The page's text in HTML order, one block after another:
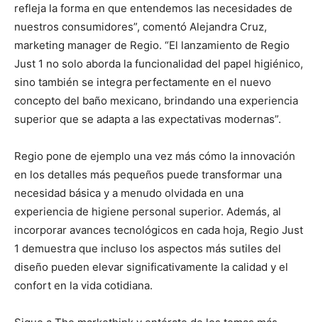
refleja la forma en que entendemos las necesidades de
nuestros consumidores”, comentó Alejandra Cruz,
marketing manager de Regio. “El lanzamiento de Regio
Just 1 no solo aborda la funcionalidad del papel higiénico,
sino también se integra perfectamente en el nuevo
concepto del baño mexicano, brindando una experiencia
superior que se adapta a las expectativas modernas”.
Regio pone de ejemplo una vez más cómo la innovación
en los detalles más pequeños puede transformar una
necesidad básica y a menudo olvidada en una
experiencia de higiene personal superior. Además, al
incorporar avances tecnológicos en cada hoja, Regio Just
1 demuestra que incluso los aspectos más sutiles del
diseño pueden elevar significativamente la calidad y el
confort en la vida cotidiana.